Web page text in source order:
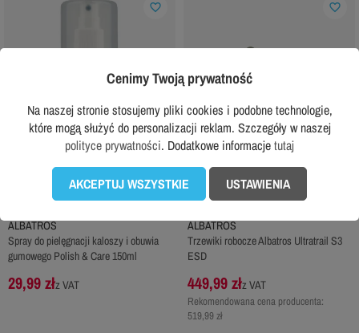
ALBATROS
Spray do pielęgnacji kaloszy i obuwia
gumowego Polish & Care 150ml
29,99 złz VAT
favorite_border
ALBATROS
Trzewiki robocze Albatros Ultratrail S3
ESD
449,99 złz VAT
Rekomendowana cena producenta:
519,99 zł
favorite_border
Cenimy Twoją prywatność
Na naszej stronie stosujemy pliki cookies i podobne technologie,
które mogą służyć do personalizacji reklam. Szczegóły w naszej
polityce prywatności. Dodatkowe informacjetutaj
AKCEPTUJ WSZYSTKIE USTAWIENIA